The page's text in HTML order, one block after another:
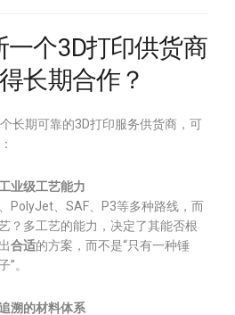
一个3D打印供货商
长期合作？
长期可靠的3D打印服务供货商，可
业级工艺能力
PolyJet、SAF、P3等多种路线，而
？多工艺的能力，决定了其能否根
合适的方案，而不是“只有一种锤
”。
溯的材料体系